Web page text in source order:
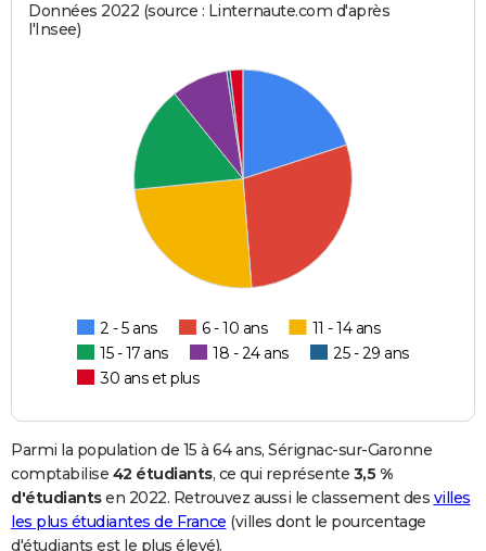
Données 2022 (source : Linternaute.com d'après
l'Insee)
2 - 5 ans 6 - 10 ans
11 - 14 ans
15 - 17 ans
18 - 24 ans
25 - 29 ans
30 ans et plus
Parmi la population de 15 à 64 ans, Sérignac-sur-Garonne
comptabilise 42 étudiants, ce qui représente 3,5 %
d'étudiantsen 2022. Retrouvez aussi le classement des villes
les plus étudiantes de France (villes dont le pourcentage
d'étudiants est le plus élevé).